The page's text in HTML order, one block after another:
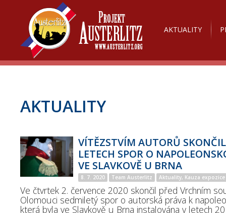
AKTUALITY
AKTUALITY
VÍTĚZSTVÍM AUTORŮ
LETECH SPOR O
VE SLAVKOVĚ U BRNA
8. 7. 2020 Team Austerlitz Aktuality, Kauza expozice
Ve čtvrtek 2. července 2020 skončil před Vrchním
Olomouci sedmiletý spor o autorská práva k
která byla ve Slavkově u Brna instalována v letech